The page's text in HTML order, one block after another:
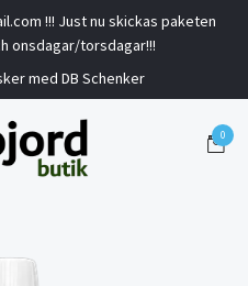
!!! Just nu skickas paketen
onsdagar/torsdagar!!!
med DB Schenker
0